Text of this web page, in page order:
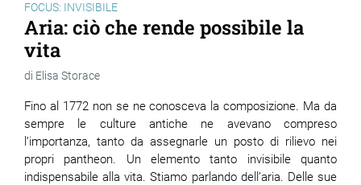
FOCUS: INVISIBILE
Aria: ciò che rende possibile la
vita
Elisa Storace
Fino al 1772 non se ne conosceva la composizione. Ma da
sempre le culture antiche ne avevano compreso
l’importanza, tanto da assegnarle un posto di rilievo nei
propri pantheon. Un elemento tanto invisibile quanto
indispensabile alla vita. Stiamo parlando dell’aria. Delle sue